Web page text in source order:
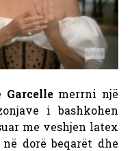
Garcellemerrni një
i bashkohen
me veshjen latex
në dorë beqarët dhe